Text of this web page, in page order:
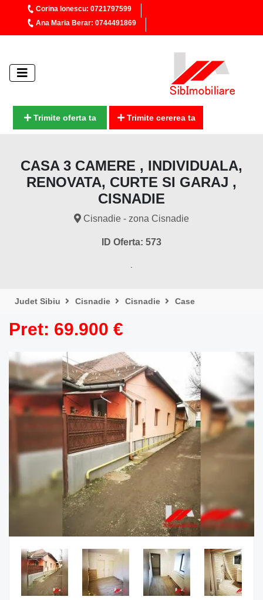
Corina Ionescu: 0721797599
Ana Maria Berar: 0744491869
Trimite oferta ta Trimite cererea ta
CASA 3 CAMERE , INDIVIDUALA,
RENOVATA, CURTE SI GARAJ ,
CISNADIE
Cisnadie - zona Cisnadie
ID Oferta: 573
Judet Sibiu Cisnadie Cisnadie Case
Pret: 69.900 €